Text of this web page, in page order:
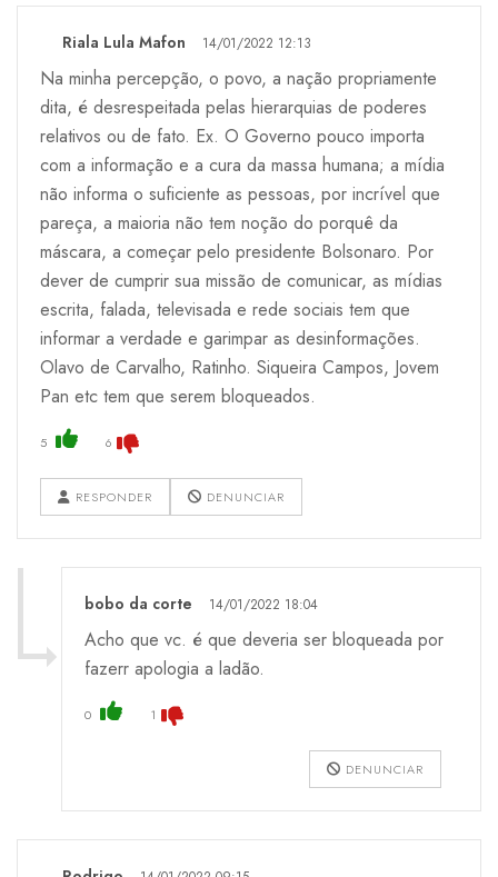
Riala Lula Mafon 14/01/2022 12:13
Na minha percepção, o povo, a nação propriamente
dita, é desrespeitada pelas hierarquias de poderes
relativos ou de fato. Ex. O Governo pouco importa
com a informação e a cura da massa humana; a mídia
não informa o suficiente as pessoas, por incrível que
pareça, a maioria não tem noção do porquê da
máscara, a começar pelo presidente Bolsonaro. Por
dever de cumprir sua missão de comunicar, as mídias
escrita, falada, televisada e rede sociais tem que
informar a verdade e garimpar as desinformações.
Olavo de Carvalho, Ratinho. Siqueira Campos, Jovem
Pan etc tem que serem bloqueados.
5 6
RESPONDER DENUNCIAR
bobo da corte 14/01/2022 18:04
Acho que vc. é que deveria ser bloqueada por
fazerr apologia a ladão.
0 1
DENUNCIAR